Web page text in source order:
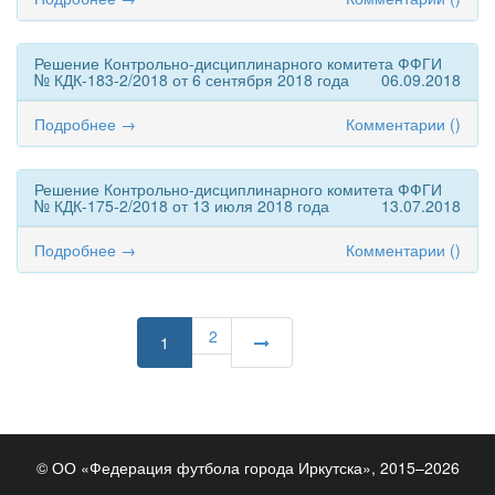
Решение Контрольно-дисциплинарного комитета ФФГИ
№ КДК-183-2/2018 от 6 сентября 2018 года
06.09.2018
Подробнее →
Комментарии ()
Решение Контрольно-дисциплинарного комитета ФФГИ
№ КДК-175-2/2018 от 13 июля 2018 года
13.07.2018
Подробнее →
Комментарии ()
1 2
© ОО «Федерация футбола города Иркутска», 2015–2026